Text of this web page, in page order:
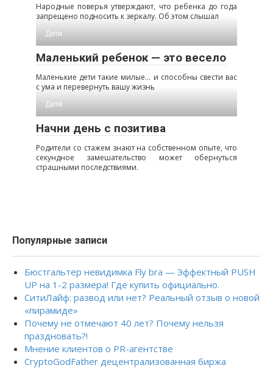
Народные поверья утверждают, что ребенка до года
запрещено подносить к зеркалу. Об этом слышал
Дети
Маленький ребенок — это весело
Маленькие дети такие милые… и способны свести вас
с ума и перевернуть вашу жизнь
Дети
Начни день с позитива
Родители со стажем знают на собственном опыте, что
секундное замешательство может обернуться
страшными последствиями.
Популярные записи
Бюстгальтер невидимка Fly bra — Эффектный PUSH
UP на 1-2 размера! Где купить официально.
СитиЛайф: развод или нет? Реальный отзыв о новой
«пирамиде»
Почему не отмечают 40 лет? Почему нельзя
праздновать?!
Мнение клиентов о PR-агентстве
CryptoGodFather децентрализованная биржа